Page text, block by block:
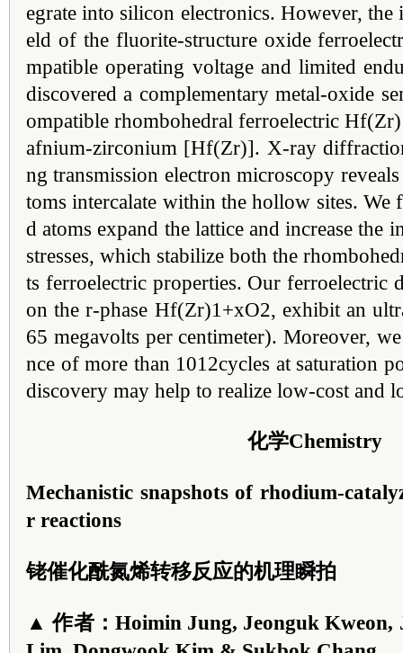
egrate into silicon electronics. However,
eld of the fluorite-structure oxide
mpatible operating voltage and limited
discovered a complementary metal-oxide
ompatible rhombohedral ferroelectric
afnium-zirconium [Hf(Zr)]. X-ray
ng transmission electron microscopy
toms intercalate within the hollow sites. We
d atoms expand the lattice and increase the
stresses, which stabilize both the
ts ferroelectric properties. Our ferroelectric
on the r-phase Hf(Zr)1+xO2, exhibit an
65 megavolts per centimeter). Moreover,
nce of more than 1012cycles at saturation
discovery may help to realize low-cost and
化学Chemistry
Mechanistic snapshots of rhodium-
r reactions
铑催化酰氮烯转移反应的机理瞬拍
▲ 作者：Hoimin Jung, Jeonguk Kweon,